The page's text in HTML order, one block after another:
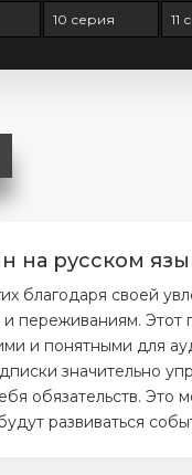
10 серия 11
на русском
благодаря своей
переживаниям. Этот
и понятными для
значительно
обязательств. Это
развиваться